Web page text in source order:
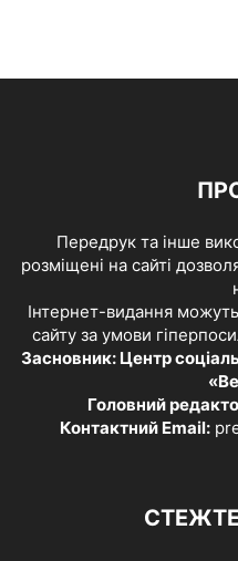
Передрук та інше
розміщені на сайті
Інтернет-видання
сайту за умови
Засновник: Центр
Головний
Контактний Email: